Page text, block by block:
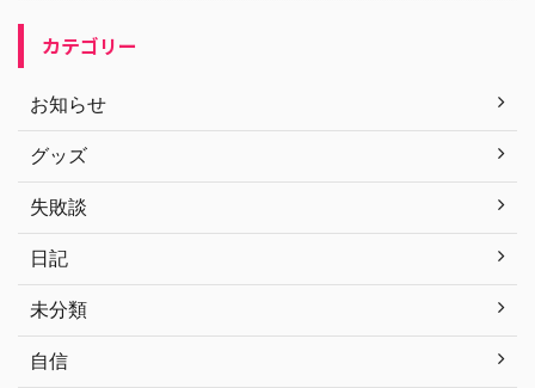
カテゴリー
お知らせ
グッズ
失敗談
日記
未分類
自信